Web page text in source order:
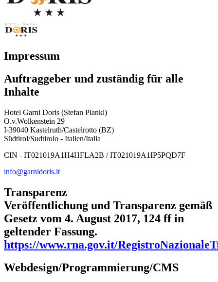
Impressum
Auftraggeber und zuständig für alle
Inhalte
Hotel Garni Doris (Stefan Plankl)
O.v.Wolkenstein 29
I-39040 Kastelruth/Castelrotto (BZ)
Südtirol/Sudtirolo - Italien/Italia
CIN - IT021019A1H4HFLA2B / IT021019A1IP5PQD7F
info@garnidoris.it
Transparenz
Veröffentlichung und Transparenz gemäß
Gesetz vom 4. August 2017, 124 ff in
geltender Fassung.
https://www.rna.gov.it/
Webdesign/Programmierung/CMS